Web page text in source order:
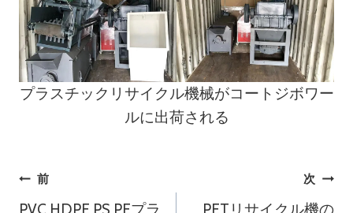
プラスチックリサイクル機械がコートジボワー
ルに出荷される
投前
PVC HDPE PS PEプラ
次
PETリサイクル機の